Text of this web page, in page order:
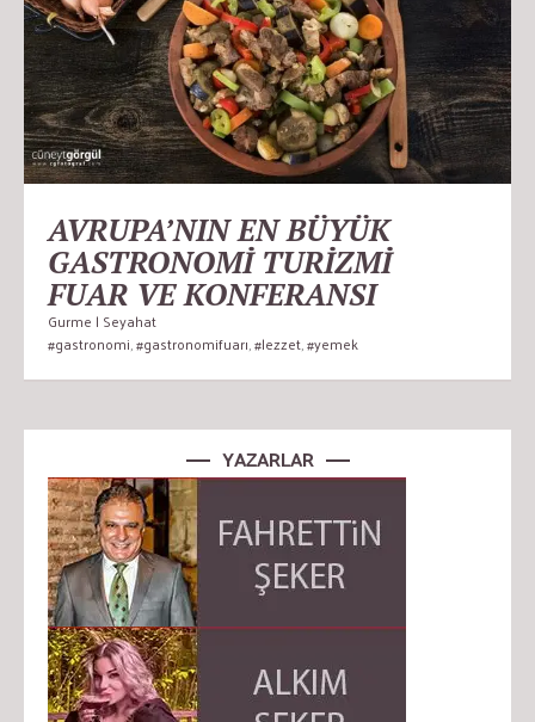
AVRUPA’NIN EN BÜYÜK
GASTRONOMİ TURİZMİ
FUAR VE KONFERANSI
Gurme | Seyahat
#gastronomi,#gastronomifuarı,#lezzet,#yemek
YAZARLAR